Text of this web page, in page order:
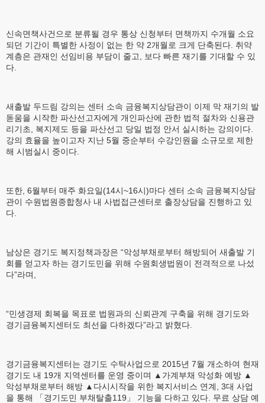
신속면책사건으로 분류될 경우 통상 신청부터 면책까지 수개월 소요
되던 기간이 특별한 사정이 없는 한 약 2개월로 크게 단축된다. 취약
계층은 관재인 선임비용 부담이 줄고, 보다 빠른 재기를 기대할 수 있
다.
새출발 두드림 강의는 센터 소속 금융복지상담관이 이제 막 재기의 발
돋움을 시작한 파산선고자에게 개인파산에 관한 법적 절차와 신용관
리기초, 복지제도 등을 파산선고 당일 법정 안서 실시하는 강의이다.
강의 효율을 높이고자 지난 5월 중순부터 수강인원을 소규모로 제한
해 시범실시 중이다.
또한, 6월부터 매주 화요일(14시~16시)마다 센터 소속 금융복지상담
관이 수원법원종합청사 내 사법접근센터로 출장상담을 진행하고 있
다.
남상은 경기도 복지정책과장은 “악성부채로부터 해방되어 새출발 기
회를 얻고자 하는 경기도민을 위해 수원회생법원이 전격적으로 나섰
다”라며,
“민생경제 회복을 목표로 법원과의 신뢰관계 구축을 위해 경기도와
경기금융복지센터도 최선을 다하겠다”라고 밝혔다.
경기금융복지센터는 경기도 수탁사업으로 2015년 7월 개소하여 현재
경기도 내 19개 지역센터를 운영 중이며 ▲가계부채 악성화 예방 ▲
악성부채로부터 해방 ▲다시시작을 위한 복지서비스 연계, 3대 사업
을 통해 「경기도민 부채탈출119」 기능을 다하고 있다. 무료 상담 예